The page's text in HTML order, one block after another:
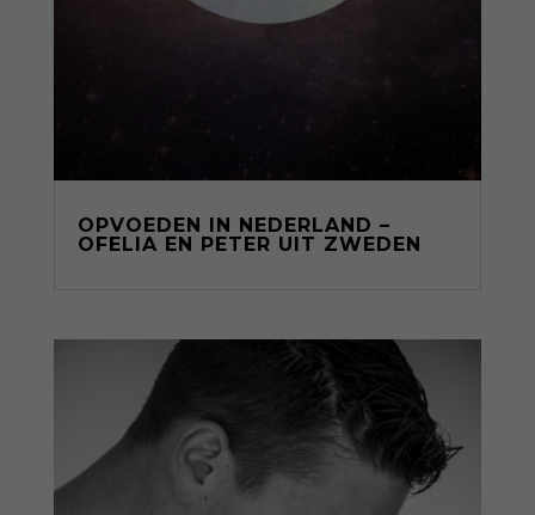
OPVOEDEN IN NEDERLAND –
OFELIA EN PETER UIT ZWEDEN